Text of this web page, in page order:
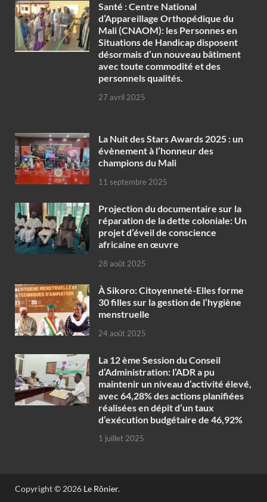
Santé : Centre National
d’Appareillage Orthopédique du
Mali (CNAOM): les Personnes en
Situations de Handicap disposent
désormais d’un nouveau bâtiment
avec toute commodité et des
personnels qualités.
27 avril 2025
‎La Nuit des Stars Awards 2025 : un
évènement à l’honneur des
champions du Mali
11 septembre 2025
Projection du documentaire sur la
réparation de la dette coloniale: Un
projet d’éveil de conscience
africaine en œuvre‎
28 août 2025
À Sikoro: Citoyenneté-Elles forme
30 filles sur la gestion de l’hygiène
menstruelle
24 août 2025
La 12 ème Session du Conseil
d’Administration: l’ADR a pu
maintenir un niveau d’activité élevé,
avec 64,28% des actions planifiées
réalisées en dépit d’un taux
d’exécution budgétaire de 46,92%
1 juillet 2025
Copyright © 2026 Le Rônier.